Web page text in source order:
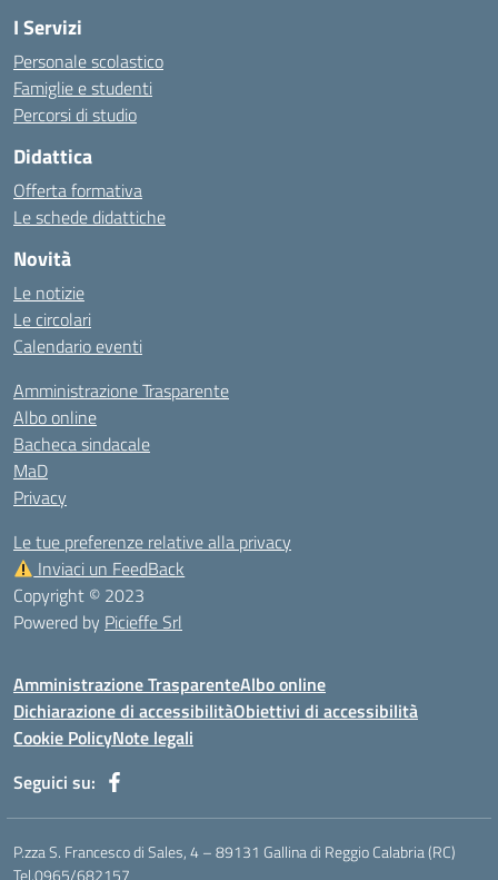
I Servizi
Personale scolastico
Famiglie e studenti
Percorsi di studio
Didattica
Offerta formativa
Le schede didattiche
Novità
Le notizie
Le circolari
Calendario eventi
Amministrazione Trasparente
Albo online
Bacheca sindacale
MaD
Privacy
Le tue preferenze relative alla privacy
Inviaci un FeedBack
Copyright © 2023
Powered by Picieffe Srl
Amministrazione TrasparenteAlbo online
Dichiarazione di accessibilitàObiettivi di accessibilità
Cookie PolicyNote legali
Seguici su:
P.zza S. Francesco di Sales, 4 – 89131 Gallina di Reggio Calabria (RC)
Tel.0965/682157